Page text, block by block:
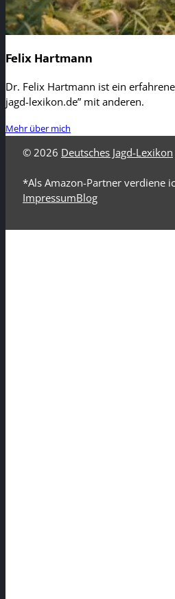
Felix Hartmann
Dr. Felix Hartmann ist ein
jagd-lexikon.de” mit anderen.
Mehr über mich
© 2026 Deutsches Jagd-Lexikon
*Als Amazon-Partner verdiene
ImpressumBlog